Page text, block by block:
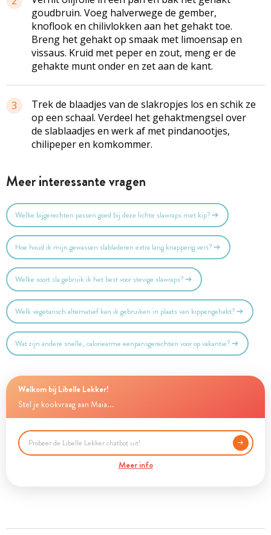
goudbruin. Voeg halverwege de gember,
knoflook en chilivlokken aan het gehakt toe.
Breng het gehakt op smaak met limoensap en
vissaus. Kruid met peper en zout, meng er de
gehakte munt onder en zet aan de kant.
3
Trek de blaadjes van de slakropjes los en schik ze
op een schaal. Verdeel het gehaktmengsel over
de slablaadjes en werk af met pindanootjes,
chilipeper en komkommer.
Meer interessante vragen
Welke bijgerechten passen goed bij deze lichte slawraps met kip?
Hoe houd ik mijn gewassen slabladeren extra lang knapperig vers?
Welke soort sla gebruik ik het best voor stevige slawraps?
Welk vegetarisch alternatief kan ik gebruiken in plaats van kippengehakt?
Wat zijn andere snelle, caloriearme eenpansgerechten voor op vakantie?
Welkom bij Libelle Lekker!
Stel je kookvraag aan Maia...
Meer info